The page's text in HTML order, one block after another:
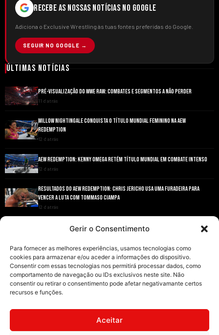
Gerir o Consentimento
Para fornecer as melhores experiências, usamos tecnologias como
cookies para armazenar e/ou aceder a informações do dispositivo.
Consentir com essas tecnologias nos permitirá processar dados, como
comportamento de navegação ou IDs exclusivos neste site. Não
consentir ou retirar o consentimento pode afetar negativamante certos
recursos e funções.
Aceitar
RECEBE AS NOSSAS NOTÍCIAS NO GOOGLE
Adiciona o Exclusive Wrestling às tuas fontes preferidas do Google.
SEGUIR NO GOOGLE →
Últimas Notícias
PRÉ-VISUALIZAÇÃO DO WWE RAW: COMBATES E SEGMENTOS A NÃO PERDER
11 d atrás
WILLOW NIGHTINGALE CONQUISTA O TÍTULO MUNDIAL FEMININO NA AEW
REDEMPTION
12 d atrás
AEW REDEMPTION: KENNY OMEGA RETÉM TÍTULO MUNDIAL EM COMBATE INTENSO
12 d atrás
RESULTADOS DO AEW REDEMPTION: CHRIS JERICHO USA UMA FURADEIRA PARA
VENCER A LUTA COM TOMMASO CIAMPA
12 d atrás
ANDRADE EL IDOLO CONQUISTA O TÍTULO NACIONAL DA AEW EM GRANDE ESTILO